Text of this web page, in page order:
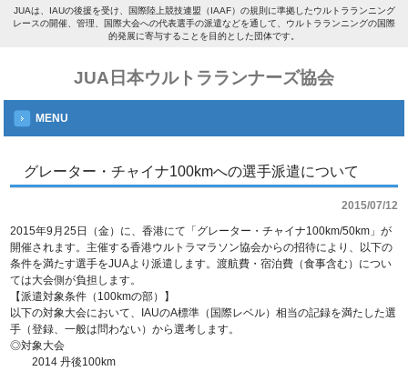
JUAは、IAUの後援を受け、国際陸上競技連盟（IAAF）の規則に準拠したウルトラランニング
レースの開催、管理、国際大会への代表選手の派遣などを通して、ウルトラランニングの国際
的発展に寄与することを目的とした団体です。
JUA日本ウルトラランナーズ協会
MENU
グレーター・チャイナ100kmへの選手派遣について
2015/07/12
2015年9月25日（金）に、香港にて「グレーター・チャイナ100km/50km」が
開催されます。主催する香港ウルトラマラソン協会からの招待により、以下の
条件を満たす選手をJUAより派遣します。渡航費・宿泊費（食事含む）につい
ては大会側が負担します。
【派遣対象条件（100kmの部）】
以下の対象大会において、IAUのA標準（国際レベル）相当の記録を満たした選
手（登録、一般は問わない）から選考します。
◎対象大会
2014 丹後100km